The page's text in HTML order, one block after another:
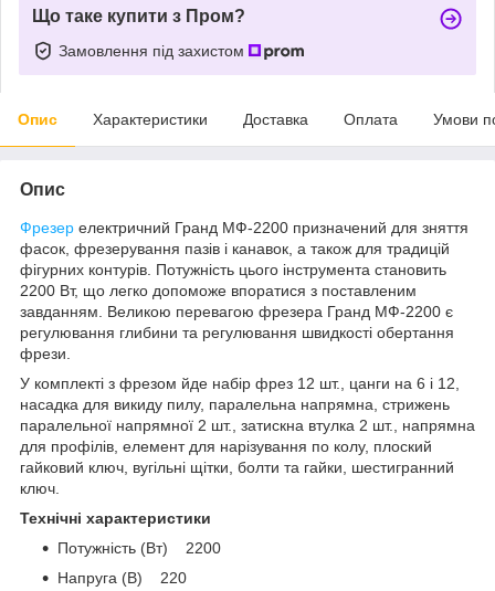
Що таке купити з Пром?
Замовлення під захистом
Опис Характеристики Доставка Оплата Умови
Опис
Фрезер електричний Гранд МФ-2200 призначений для зняття
фасок, фрезерування пазів і канавок, а також для традицій
фігурних контурів. Потужність цього інструмента становить
2200 Вт, що легко допоможе впоратися з поставленим
завданням. Великою перевагою фрезера Гранд МФ-2200 є
регулювання глибини та регулювання швидкості обертання
фрези.
У комплекті з фрезом йде набір фрез 12 шт., цанги на 6 і 12,
насадка для викиду пилу, паралельна напрямна, стрижень
паралельної напрямної 2 шт., затискна втулка 2 шт., напрямна
для профілів, елемент для нарізування по колу, плоский
гайковий ключ, вугільні щітки, болти та гайки, шестигранний
ключ.
Технічні характеристики
Потужність (Вт) 2200
Напруга (В) 220